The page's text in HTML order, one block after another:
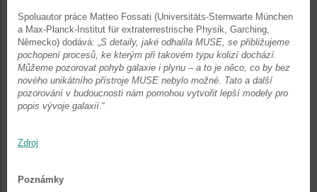
Spoluautor práce Matteo Fossati (Universitäts-Sternwarte München
a Max-Planck-Institut für extraterrestrische Physik, Garching,
Německo) dodává: „S detaily, jaké odhalila MUSE, se přibližujeme
pochopení procesů, ke kterým při takovém typu kolizí dochází.
Můžeme pozorovat pohyb galaxie i plynu – a to je něco, co by bez
nového unikátního přístroje MUSE nebylo možné. Tato a další
pozorování v budoucnosti nám pomohou vytvořit lepší modely pro
popis vývoje galaxií.“
Zdroj
Poznámky